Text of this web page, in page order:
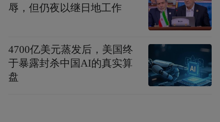
车身侧面线条流畅修长，肩线设计圆润优
雅，为整车赋予稳重豪华的气场。车尾同样
采用贯穿式尾灯设计，两侧灯组呈椭圆形造
型，中央位置亦集成智驾状态指示灯。
辱，但仍夜以继日地工作
4700亿美元蒸发后，美国终
于暴露封杀中国AI的真实算
盘